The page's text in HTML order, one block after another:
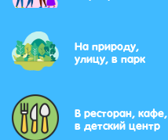
На природу,
улицу, в парк
В ресторан, кафе,
в детский центр